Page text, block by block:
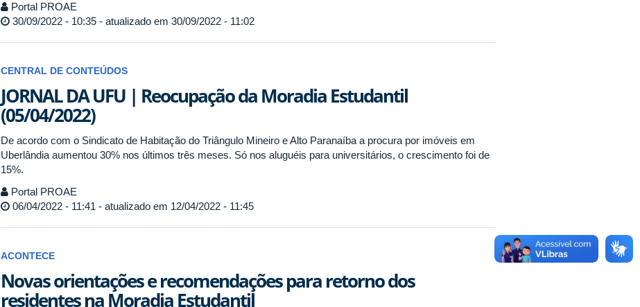
Portal PROAE
30/09/2022 - 10:35 - atualizado em 30/09/2022 - 11:02
CENTRAL DE CONTEÚDOS
JORNAL DA UFU | Reocupação da Moradia Estudantil
(05/04/2022)
De acordo com o Sindicato de Habitação do Triângulo Mineiro e Alto Paranaíba a procura por imóveis em
Uberlândia aumentou 30% nos últimos três meses. Só nos aluguéis para universitários, o crescimento foi de
15%.
Portal PROAE
06/04/2022 - 11:41 - atualizado em 12/04/2022 - 11:45
ACONTECE
Novas orientações e recomendações para retorno dos
residentes na Moradia Estudantil